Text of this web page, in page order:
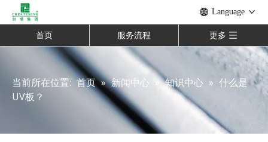
Language
首页 服务流程 更多
当前所在位置: 首页 » 新闻中心 » 知识中心 » 什么是
UV板？